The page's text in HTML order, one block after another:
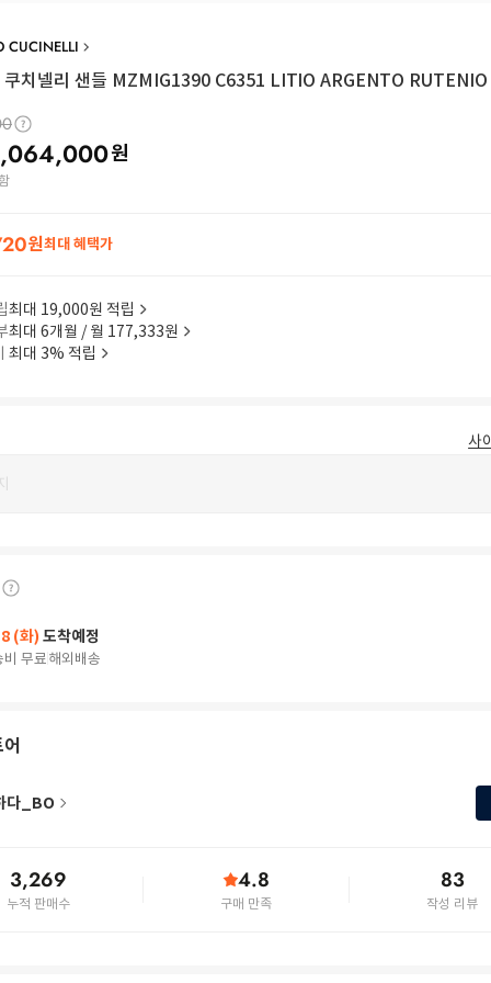
CUCINELLI
쿠치넬리 샌들 MZMIG1390 C6351 LITIO ARGENTO RUTENIO
원
원최대 혜택가
최대 19,000원 적립
최대 6개월 / 월 177,333원
최대 3% 적립
사
(화) 도착예정
비 무료해외배송
다_BO
3,269
누적 판매수
4.8
구매 만족
83
작성 리뷰